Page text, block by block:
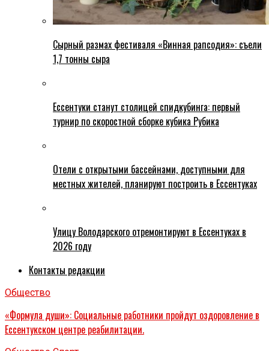
Сырный размах фестиваля «Винная рапсодия»: съели
1,7 тонны сыра
Ессентуки станут столицей спидкубинга: первый
турнир по скоростной сборке кубика Рубика
Отели с открытыми бассейнами, доступными для
местных жителей, планируют построить в Ессентуках
Улицу Володарского отремонтируют в Ессентуках в
2026 году
Контакты редакции
Общество
«Формула души»: Социальные работники пройдут оздоровление в
Ессентукском центре реабилитации.